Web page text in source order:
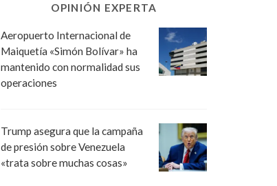
OPINIÓN EXPERTA
Aeropuerto Internacional de
Maiquetía «Simón Bolívar» ha
mantenido con normalidad sus
operaciones
Trump asegura que la campaña
de presión sobre Venezuela
«trata sobre muchas cosas»